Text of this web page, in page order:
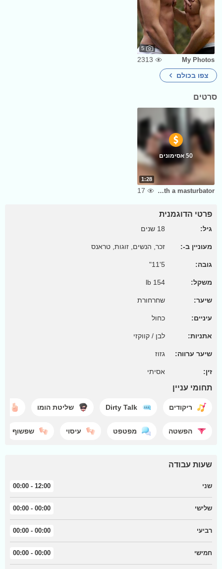
5
My Photos
2313
צפו בכולם
סרטים
1:28
50 אסימונים
Jerking off with a masturbator
17
פרטי הדוגמנית
גיל: 18 שנים
מעוניין ב-: זכר, הנשים, זוגות, טראנס
גובה: 5'11"
משקל: 154 lb
שיער: שחרחורת
עיניים: כחול
אתניות: לבן / קווקזי
שיער ערווה: גזוז
זין: אסיתי
תחומי עניין
ריקודים Dirty Talk שליטת הומו
הפשטה מפטפט עיסוי שפשוף
שעות עבודה
שני 12:00 - 00:00
שלישי 00:00 - 00:00
רביעי 00:00 - 00:00
חמישי 00:00 - 00:00